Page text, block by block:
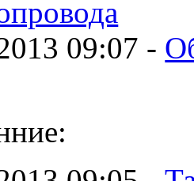
09:07 -